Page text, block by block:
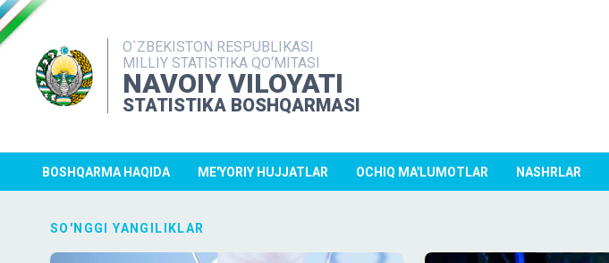
O`ZBEKISTON RESPUBLIKASI
MILLIY STATISTIKA QO‘MITASI
NAVOIY VILOYATI
STATISTIKA BOSHQARMASI
BOSHQARMA HAQIDA ME'YORIY HUJJATLAR OCHIQ MA'LUMOTLAR NASHRLAR
SO'NGGI YANGILIKLAR